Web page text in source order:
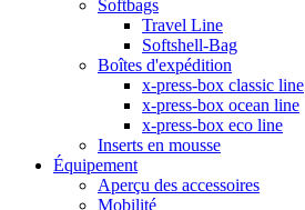
Softbags
Travel Line
Softshell-Bag
Boîtes d'expédition
x-press-box classic line
x-press-box ocean line
x-press-box eco line
Inserts en mousse
Équipement
Aperçu des accessoires
Mobilité